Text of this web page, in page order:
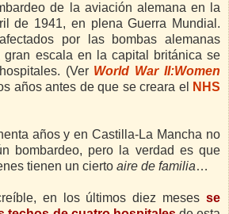
de la aviación alemana en la
de 1941, en plena Guerra Mundial.
por las bombas alemanas
gran escala en la capital británica se
(Ver World War II:Women
años antes de que se creara el
NHS
años y en Castilla-La Mancha no
bombardeo, pero la verdad es que
tienen un cierto aire de familia…
en los últimos diez meses se